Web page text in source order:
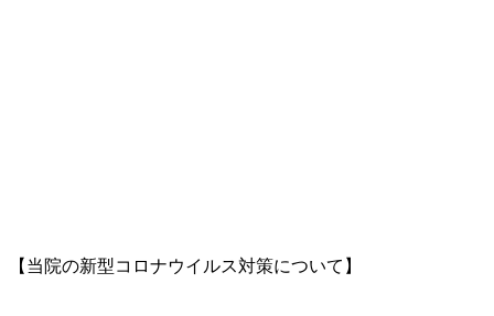
【当院の新型コロナウイルス対策について】